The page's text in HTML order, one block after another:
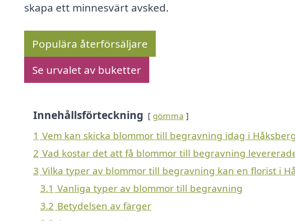
skapa ett minnesvärt avsked.
Populära återförsäljare
Se urvalet av buketter
Innehållsförteckning gömma
1 Vem kan skicka blommor till begravning idag i
2 Vad kostar det att få blommor till begravning
3 Vilka typer av blommor till begravning kan en florist i
3.1 Vanliga typer av blommor till begravning
3.2 Betydelsen av färger